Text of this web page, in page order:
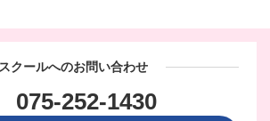
スクールへのお問い合わせ
075-252-1430